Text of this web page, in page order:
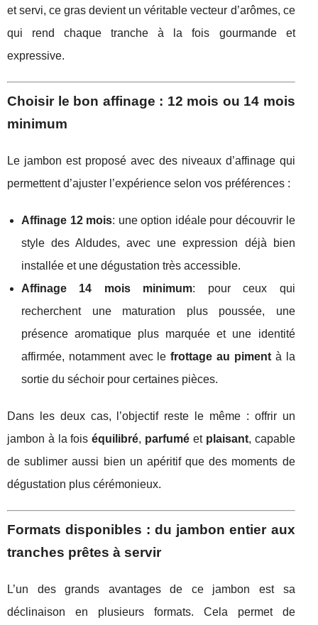
et servi, ce gras devient un véritable vecteur d’arômes, ce
qui rend chaque tranche à la fois gourmande et
expressive.
Choisir le bon affinage : 12 mois ou 14 mois
minimum
Le jambon est proposé avec des niveaux d’affinage qui
permettent d’ajuster l’expérience selon vos préférences :
Affinage 12 mois: une option idéale pour découvrir le
style des Aldudes, avec une expression déjà bien
installée et une dégustation très accessible.
Affinage 14 mois minimum: pour ceux qui
recherchent une maturation plus poussée, une
présence aromatique plus marquée et une identité
affirmée, notamment avec lefrottage au pimentà la
sortie du séchoir pour certaines pièces.
Dans les deux cas, l’objectif reste le même : offrir un
jambon à la foiséquilibré, parfumé et plaisant, capable
de sublimer aussi bien un apéritif que des moments de
dégustation plus cérémonieux.
Formats disponibles : du jambon entier aux
tranches prêtes à servir
L’un des grands avantages de ce jambon est sa
déclinaison en plusieurs formats. Cela permet de